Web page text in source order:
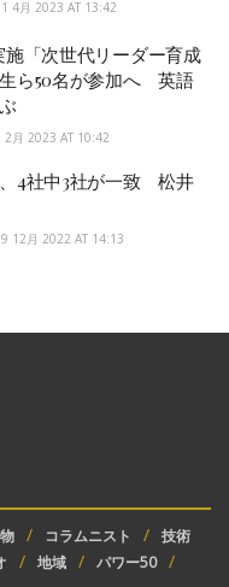
4月 2023 AT 13:42
施「次世代リーダー育成
ら50名が参加へ 英語
2月 2023 AT 10:42
4社中3社が一致 松井
12月 2022 AT 14:13
コラムニスト
技術
地域 パワー50